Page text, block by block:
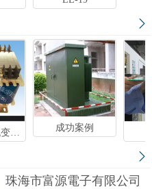
三相电火花机变压器 成功案例
珠海市富源電子有限公司